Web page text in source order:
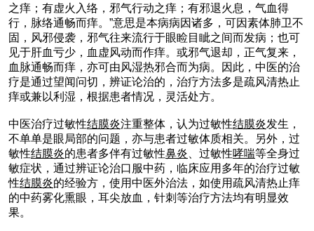
之痒；有虚火入络，邪气行动之痒；有邪退火息，气血得
行，脉络通畅而痒。”意思是本病病因诸多，可因素体肺卫不
固，风邪侵袭，邪气往来流行于眼睑目眦之间而发病；也可
见于肝血亏少，血虚风动而作痒。或邪气退却，正气复来，
血脉通畅而痒，亦可由风湿热邪合而为病。因此，中医的治
疗是通过望闻问切，辨证论治的，治疗方法多是疏风清热止
痒或兼以利湿，根据患者情况，灵活处方。
中医治疗过敏性结膜炎注重整体，认为过敏性结膜炎发生，
不单单是眼局部的问题，亦与患者过敏体质相关。另外，过
敏性结膜炎的患者多伴有过敏性鼻炎 、过敏性哮喘等全身过
敏症状，通过辨证论治口服中药，临床应用多年的治疗过敏
性结膜炎的经验方，使用中医外治法，如使用疏风清热止痒
的中药雾化熏眼，耳尖放血，针刺等治疗方法均有明显效
果。